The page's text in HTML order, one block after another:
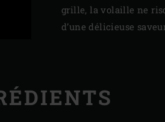
grille, la volaille ne
d’une délicieuse